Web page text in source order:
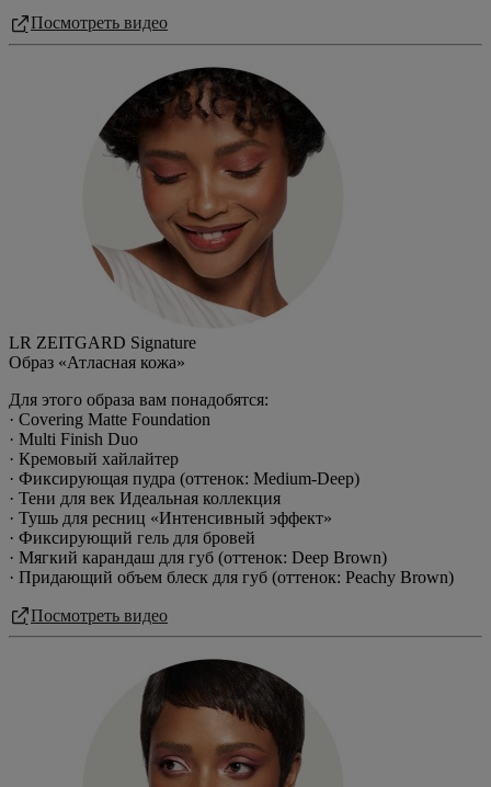
Посмотреть видео
LR ZEITGARD Signature
Образ «Атласная кожа»
Для этого образа вам понадобятся:
· Covering Matte Foundation
· Multi Finish Duo
· Кремовый хайлайтер
· Фиксирующая пудра (оттенок: Medium-Deep)
· Тени для век Идеальная коллекция
· Тушь для ресниц «Интенсивный эффект»
· Фиксирующий гель для бровей
· Мягкий карандаш для губ (оттенок: Deep Brown)
· Придающий объем блеск для губ (оттенок: Peachy Brown)
Посмотреть видео